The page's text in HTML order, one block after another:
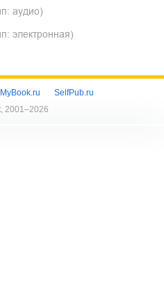
аудио)
электронная)
MyBook.ru
SelfPub.ru
2001–2026